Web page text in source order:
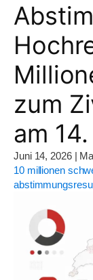
zum
am
Juni 14, 2026|
10 millionen